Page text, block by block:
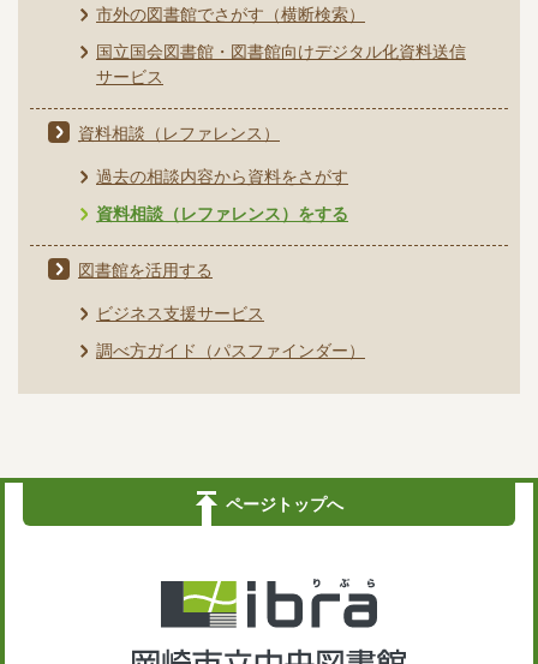
市外の図書館でさがす（横断検索）
国立国会図書館・図書館向けデジタル化資料送信
サービス
資料相談（レファレンス）
過去の相談内容から資料をさがす
資料相談（レファレンス）をする
図書館を活用する
ビジネス支援サービス
調べ方ガイド（パスファインダー）
ページトップへ